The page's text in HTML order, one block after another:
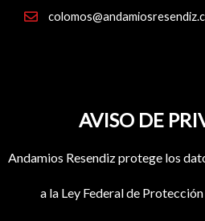
AVISO DE
Andamios Resendiz protege los
a la Ley Federal de